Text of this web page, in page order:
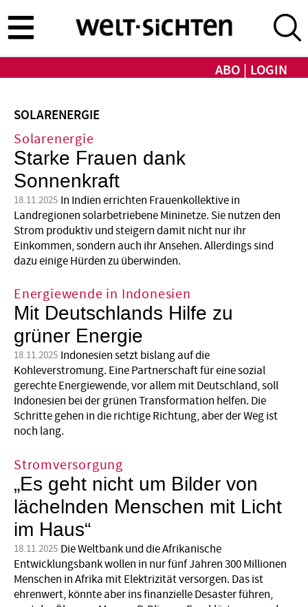
zum
Inhalt
ABO LOGIN
SOLARENERGIE
Solarenergie
Starke Frauen dank
Sonnenkraft
18.11.2025 In Indien errichten Frauenkollektive in
Landregionen solarbetriebene Mininetze. Sie nutzen den
Strom produktiv und steigern damit nicht nur ihr
Einkommen, sondern auch ihr Ansehen. Allerdings sind
dazu einige Hürden zu überwinden.
Energiewende in Indonesien
Mit Deutschlands Hilfe zu
grüner Energie
18.11.2025 Indonesien setzt bislang auf die
Kohleverstromung. Eine Partnerschaft für eine sozial
gerechte Energiewende, vor allem mit Deutschland, soll
Indonesien bei der grünen Transformation helfen. Die
Schritte gehen in die richtige Richtung, aber der Weg ist
noch lang.
Stromversorgung
„Es geht nicht um Bilder von
lächelnden Menschen mit Licht
im Haus“
18.11.2025 Die Weltbank und die Afrikanische
Entwicklungsbank wollen in nur fünf Jahren 300 Millionen
Menschen in Afrika mit Elektrizität versorgen. Das ist
ehrenwert, könnte aber ins finanzielle Desaster führen,